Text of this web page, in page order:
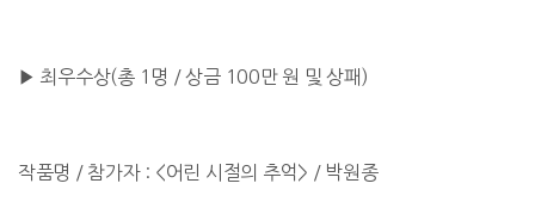
▶ 최우수상(총 1명 / 상금 100만 원 및 상패)
작품명 / 참가자 : <어린 시절의 추억> / 박원종